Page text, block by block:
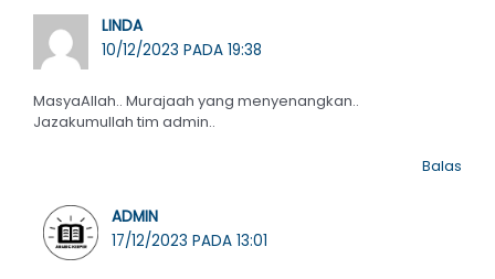
LINDA
10/12/2023 PADA 19:38
MasyaAllah.. Murajaah yang menyenangkan..
Jazakumullah tim admin..
Balas
ADMIN
17/12/2023 PADA 13:01